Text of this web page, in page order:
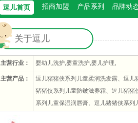
逗儿首页 招商加盟 产品系列 品牌动
关于逗儿
主营行业： 婴幼儿洗护,婴童洗护,婴儿护理,
主营产品：
逗儿猪猪侠系列儿童柔润洗发露、逗
猪猪侠系列儿童防皴滋养霜、逗儿猪
系列儿童保湿润唇膏、逗儿猪猪侠系列